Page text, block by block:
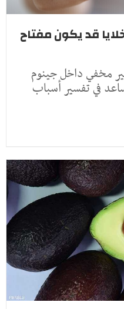
قد يكون مفتاح
مخفي داخل جينوم
في تفسير أسباب